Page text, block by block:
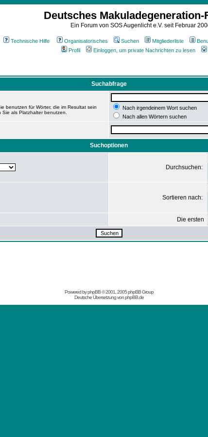
Deutsches Makuladegeneration-
Ein Forum von SOS Augenlicht e.V. seit Februar
Technische Hilfe Organisatorisches Suchen Mitgliederliste
Profil
Einloggen, um private Nachrichten zu lesen
Suchabfrage
benutzen für Wörter, die im Resultat sein
als Platzhalter benutzen.
Nach irgendeinem Wort suchen
Nach allen Wörtern suchen
Suchoptionen
Durchsuchen:
Sortieren nach:
Die ersten
Powered byphpBB© 2001, 2005 phpBB Group
Deutsche Übersetzung vonphpBB.de